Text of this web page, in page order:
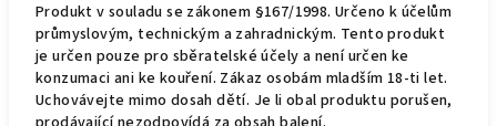
Produkt v souladu se zákonem §167/1998. Určeno k účelům
průmyslovým, technickým a zahradnickým. Tento produkt
je určen pouze pro sběratelské účely a není určen ke
konzumaci ani ke kouření. Zákaz osobám mladším 18-ti let.
Uchovávejte mimo dosah dětí. Je li obal produktu porušen,